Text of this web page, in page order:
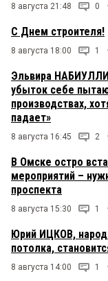
8 августа 21:48 0
С Днем строителя!
8 августа 18:00 1
Эльвира
убыток себе
производствах,
падает»
8 августа 16:45 2
В Омске остро
мероприятий –
проспекта
8 августа 15:30 1
Юрий ИЦКОВ,
потолка,
8 августа 14:00 1